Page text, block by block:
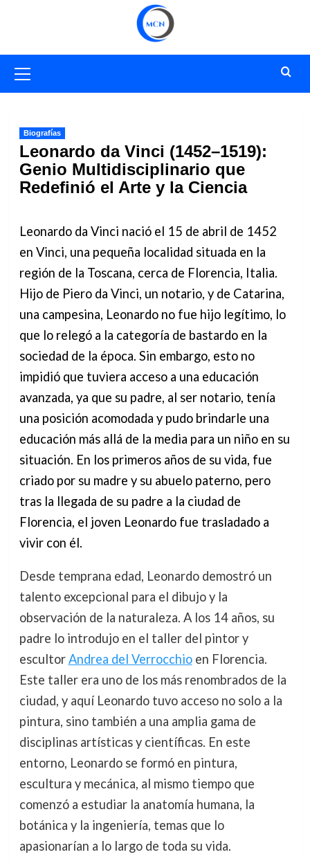
primario
Biografías
Leonardo da Vinci (1452–1519):
Genio Multidisciplinario que
Redefinió el Arte y la Ciencia
Leonardo da Vinci nació el 15 de abril de 1452
en Vinci, una pequeña localidad situada en la
región de la Toscana, cerca de Florencia, Italia.
Hijo de Piero da Vinci, un notario, y de Catarina,
una campesina, Leonardo no fue hijo legítimo, lo
que lo relegó a la categoría de bastardo en la
sociedad de la época. Sin embargo, esto no
impidió que tuviera acceso a una educación
avanzada, ya que su padre, al ser notario, tenía
una posición acomodada y pudo brindarle una
educación más allá de la media para un niño en su
situación. En los primeros años de su vida, fue
criado por su madre y su abuelo paterno, pero
tras la llegada de su padre a la ciudad de
Florencia, el joven Leonardo fue trasladado a
vivir con él.
Desde temprana edad, Leonardo demostró un
talento excepcional para el dibujo y la
observación de la naturaleza. A los 14 años, su
padre lo introdujo en el taller del pintor y
escultorAndrea del Verrocchioen Florencia.
Este taller era uno de los más renombrados de la
ciudad, y aquí Leonardo tuvo acceso no solo a la
pintura, sino también a una amplia gama de
disciplinas artísticas y científicas. En este
entorno, Leonardo se formó en pintura,
escultura y mecánica, al mismo tiempo que
comenzó a estudiar la anatomía humana, la
botánica y la ingeniería, temas que lo
apasionarían a lo largo de toda su vida.